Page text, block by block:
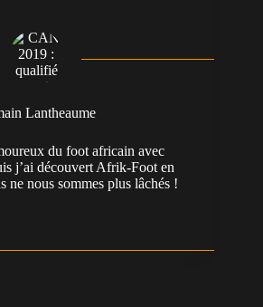
Lantheaume
du foot africain avec
j’ai découvert Afrik-Foot en
ne nous sommes plus lâchés !